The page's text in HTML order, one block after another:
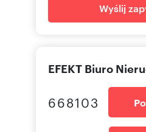
Wyślij
EFEKT Biuro
668103